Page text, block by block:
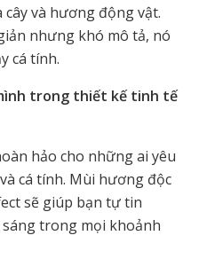
và hương động vật.
nhưng khó mô tả, nó
cá tính.
trong thiết kế tinh tế
hảo cho những ai yêu
cá tính. Mùi hương độc
sẽ giúp bạn tự tin
trong mọi khoảnh